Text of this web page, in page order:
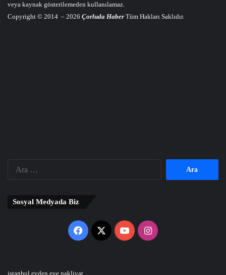
veya kaynak gösterilemeden kullanılamaz.
Copyright © 2014 – 2026 Çorluda Haber Tüm Hakları Saklıdır.
Sosyal Medyada Biz
Facebook
X YouTubeInstagram
istanbul evden eve nakliyat